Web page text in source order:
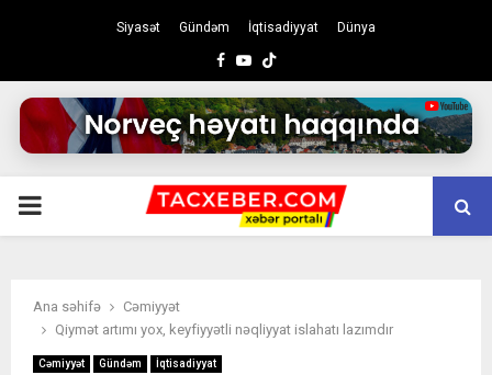
Siyasət Gündəm İqtisadiyyat Dünya
Facebook
Youtube
PRIMARY
Ana səhifə
Cəmiyyət
Qiymət artımı yox, keyfiyyətli nəqliyyat islahatı lazımdır
Cəmiyyət Gündəm İqtisadiyyat